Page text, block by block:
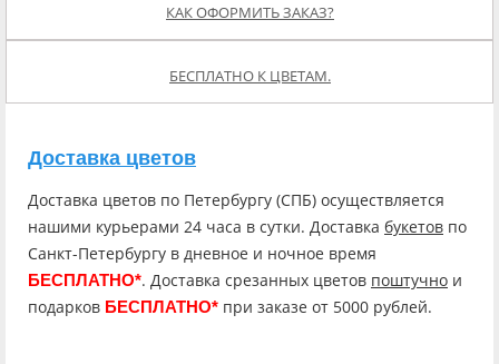
КАК ОФОРМИТЬ ЗАКАЗ?
БЕСПЛАТНО К ЦВЕТАМ.
Доставка цветов
Доставка цветов по Петербургу (СПБ) осуществляется
нашими курьерами 24 часа в сутки. Доставка букетов по
Санкт-Петербургу в дневное и ночное время
БЕСПЛАТНО*. Доставка срезанных цветов поштучно и
подарков БЕСПЛАТНО* при заказе от 5000 рублей.